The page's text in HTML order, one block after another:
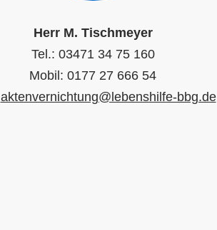
Herr M. Tischmeyer
Tel.: 03471 34 75 160
Mobil: 0177 27 666 54
aktenvernichtung@lebenshilfe-bbg.de